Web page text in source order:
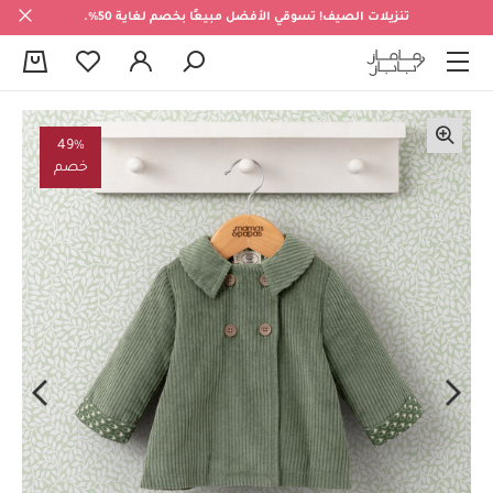
تنزيلات الصيف! تسوقي الأفضل مبيعًا بخصم لغاية 50%.
49%
خصم